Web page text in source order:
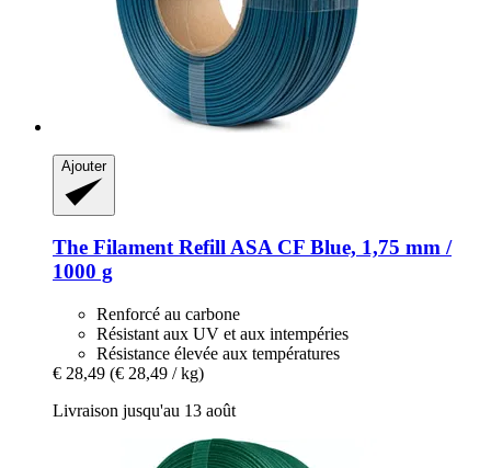
Ajouter
The FilamentRefill ASA CF Blue, 1,75 mm /
1000 g
Renforcé au carbone
Résistant aux UV et aux intempéries
Résistance élevée aux températures
€ 28,49 (€ 28,49 / kg)
Livraison jusqu'au 13 août